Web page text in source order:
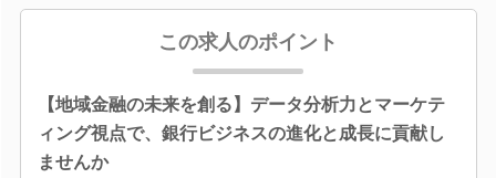
この求人のポイント
【地域金融の未来を創る】データ分析力とマーケテ
ィング視点で、銀行ビジネスの進化と成長に貢献し
ませんか